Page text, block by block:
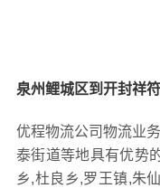
泉州鲤城区到开封祥
优程物流公司物流业
泰街道等地具有优势
乡,杜良乡,罗王镇,朱